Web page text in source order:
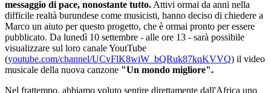
messaggio di pace, nonostante tutto. Attivi ormai da anni nella
difficile realtà burundese come musicisti, hanno deciso di chiedere a
Marco un aiuto per questo progetto, che è ormai pronto per essere
pubblicato. Da lunedì 10 settembre - alle ore 13 - sarà possibile
visualizzare sul loro canale YoutTube
(youtube.com/channel/UCvFlK8wiW_bQRuk87kqKVVQ) il video
musicale della nuova canzone "Un mondo migliore".
Nel frattempo, abbiamo voluto sentire direttamente dall'Africa uno